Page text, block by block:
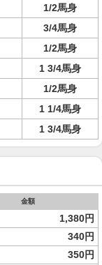
1/2馬身
3/4馬身
1/2馬身
1 3/4馬身
1/2馬身
1 1/4馬身
1 3/4馬身
金額
1,380円
340円
350円